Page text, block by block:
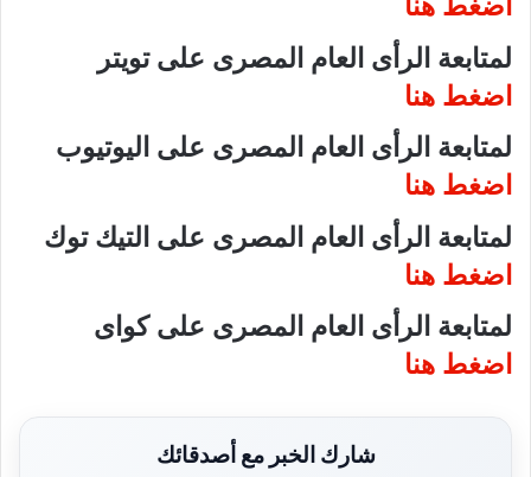
لمتابعة الرأى العام المصرى على تويتر
اضغط هنا
لمتابعة الرأى العام المصرى على اليوتيوب
اضغط هنا
لمتابعة الرأى العام المصرى على التيك توك
اضغط هنا
لمتابعة الرأى العام المصرى على كواى
اضغط هنا
شارك الخبر مع أصدقائك